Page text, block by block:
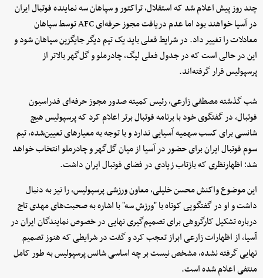
چند روز پیش اعلام شد که استقلال، تراکتور و سپاهان سه نماینده فوتبال ایران
در آسیا خواهند بود اما عدم دریافت مجوز حرفه‌ای AFC توسط سپاهان
معادلات را تغییر داد. در شرایط فعلی باید یک تیم دیگر جایگزین سپاهان شود و
این در حالی است که در جدول فعلی لیگ، چادرملو و گل‌گهر بالاتر از
پرسپولیس قرار گرفته‌اند.
شب ‌گذشته مصطفی زارعی، رئیس کمیته صدور مجوز حرفه‌ای فدراسیون
فوتبال، در گفتگوی خود با برنامه فوتبال برتر اعلام کرد که پرسپولیس هیچ
شانسی برای کسب سهمیه آسیایی ندارد و با توجه به معیارهای تعیین‌شده، تیم
سوم فوتبال ایران برای حضور در آسیا از میان گل‌گهر و چادرملو انتخاب خواهد
شد؛ اظهارنظری که بازتاب زیادی در فضای فوتبال ایران داشت.
این موضوع واکنش محسن خلیلی، معاون ورزشی پرسپولیس، را نیز به دنبال
داشت و او در گفتگویی کوتاه با "ورزش سه" با اشاره به صحبت‌های مهدی تاج
درباره تشکیل کارگروهی برای تصمیم‌گیری نهایی در خصوص نمایندگان ایران در
آسیا، از اظهارات زارعی ابراز تعجب کرد و گفت در شرایطی که هنوز تصمیم
نهایی گرفته نشده، مشخص نیست بر چه اساسی شانس پرسپولیس به طور کامل
منتفی اعلام شده است.